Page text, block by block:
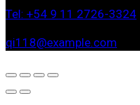
Tel: +54 9 11 2726-3324
qi118@example.com